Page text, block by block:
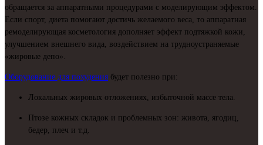
обращается за аппаратными процедурами с моделирующим эффектом.
Если спорт, диета помогают достичь желаемого веса, то аппаратная
ремоделирующая косметология дополняет эффект подтяжкой кожи,
улучшением внешнего вида, воздействием на трудноустраняемые
«жировые депо».
Оборудование для похудения будет полезно при:
Локальных жировых отложениях, избыточной массе тела.
Птозе кожных складок и проблемных зон: живота, ягодиц,
бедер, плеч и т.д.